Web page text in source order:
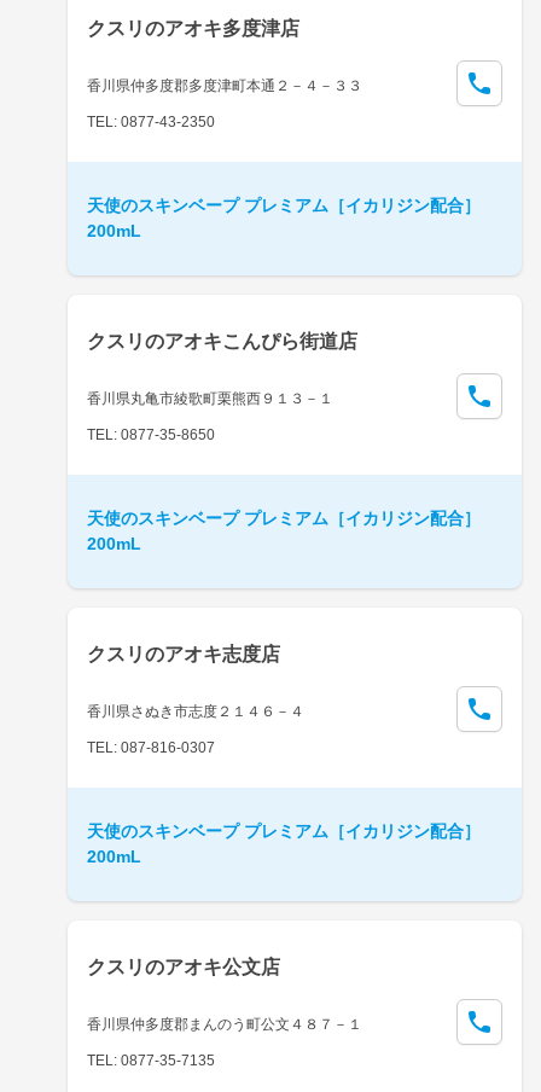
クスリのアオキ多度津店
香川県仲多度郡多度津町本通２－４－３３
TEL: 0877-43-2350
天使のスキンベープ プレミアム［イカリジン配合］
200mL
クスリのアオキこんぴら街道店
香川県丸亀市綾歌町栗熊西９１３－１
TEL: 0877-35-8650
天使のスキンベープ プレミアム［イカリジン配合］
200mL
クスリのアオキ志度店
香川県さぬき市志度２１４６－４
TEL: 087-816-0307
天使のスキンベープ プレミアム［イカリジン配合］
200mL
クスリのアオキ公文店
香川県仲多度郡まんのう町公文４８７－１
TEL: 0877-35-7135